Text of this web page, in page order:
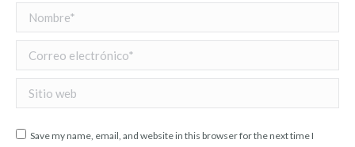
Nombre *
Correo electrónico *
Sitio web
Save my name, email, and website in this browser for the next time I